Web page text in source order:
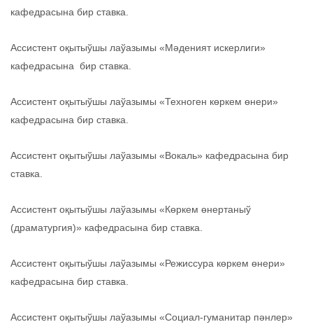
кафедрасына бир ставка.
Ассистент оқытыўшы лаўазымы «Мәденият искерлиги»
кафедрасына бир ставка.
Ассистент оқытыўшы лаўазымы «Техноген көркем өнери»
кафедрасына бир ставка.
Ассистент оқытыўшы лаўазымы «Вокаль» кафедрасына бир
ставка.
Ассистент оқытыўшы лаўазымы «Көркем өнертаныў
(драматургия)» кафедрасына бир ставка.
Ассистент оқытыўшы лаўазымы «Режиссура көркем өнери»
кафедрасына бир ставка.
Ассистент оқытыўшы лаўазымы «Социал-гуманитар пәнлер»